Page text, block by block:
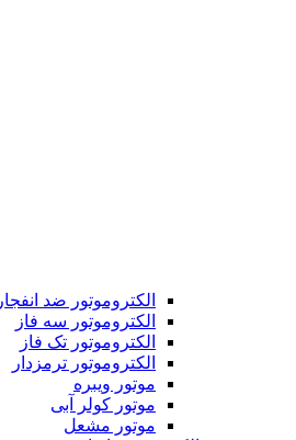
الکتروموتور ضد انفجار
الکتروموتور سه فاز
الکتروموتور تک فاز
الکتروموتور ترمزدار
موتور ویبره
موتور کولر آبی
موتور مشعل